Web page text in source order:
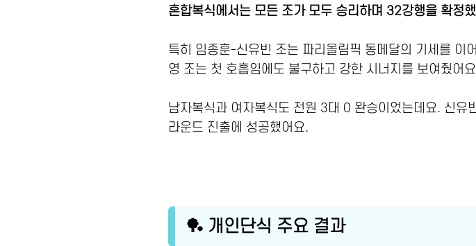
혼합복식에서는 모든 조가 모두 승리하며 32강행을 확정
특히 임종훈-신유빈 조는 파리올림픽 동메달의 기세를
영 조는 첫 호흡임에도 불구하고 강한 시너지를 보여줬어
남자복식과 여자복식도 전원 3대 0 완승이었는데요. 신
라운드 진출에 성공했어요.
🏓 개인단식 주요 결과